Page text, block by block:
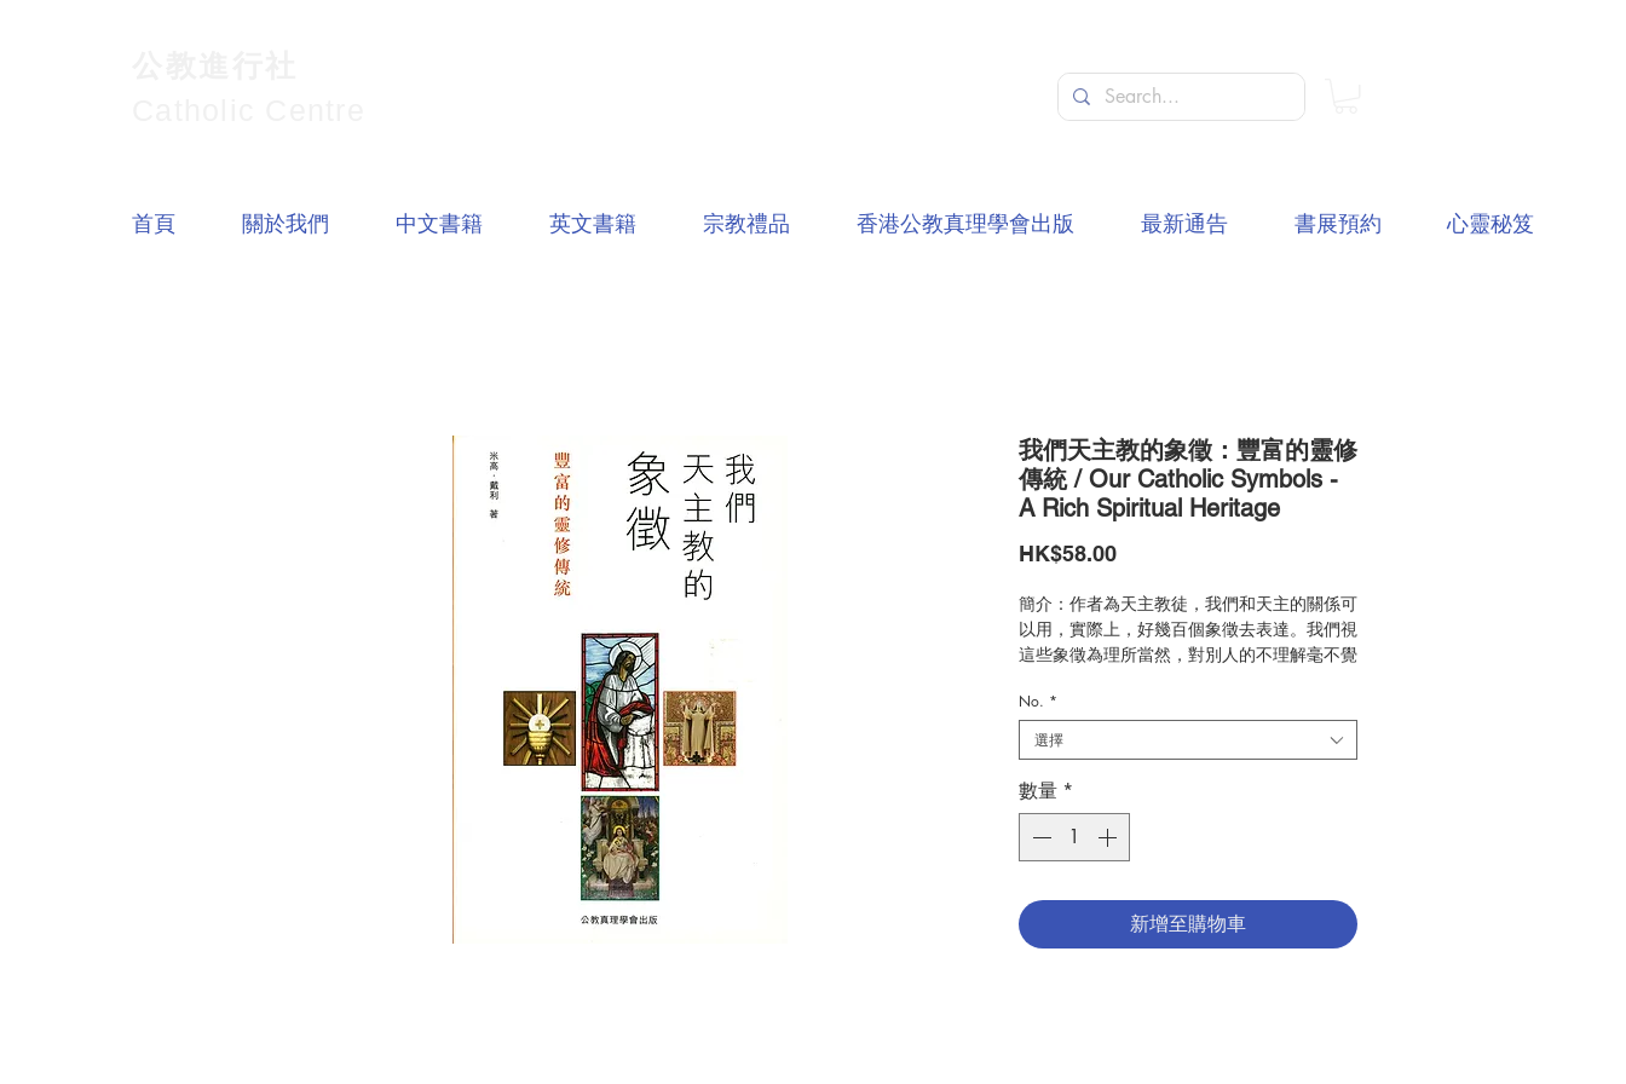
我們天主教的象徵：豐富的靈修
傳統 / Our Catholic Symbols -
A Rich Spiritual Heritage
HK$58.00價
簡介：作者為天主教徒，我們和天主的關係可
以用，實際上，好幾百個象徵去表達。我們視
這些象徵為理所當然，對別人的不理解毫不覺
些象徵包括像十字架、聖體櫃、祭台、聖水、
苦路十四處、聖人、聖杯、祭衣等字眼。如果
我們可以走出天主教文化，認真地看看我們的
象徵語言，我們會發覺自己擁有多麼豐富及有
時可以說是神秘的語言。米高戴利為慕道者及
教授要理老師提供了有關象徵語言神奇的資料
概觀，他把象徵分解為天主教教理的核心象
德的象徵、基督徒象徵及彌撒的象徵。每章包
括溫習及反省問題，為學生設計的活動及啟動
No. *
選擇
數量 *
新增至購物車
首頁 關於我們 中文書籍 英文書籍 宗教禮品 香港公教真理學會出版 最新通告 書展預約 心靈秘笈